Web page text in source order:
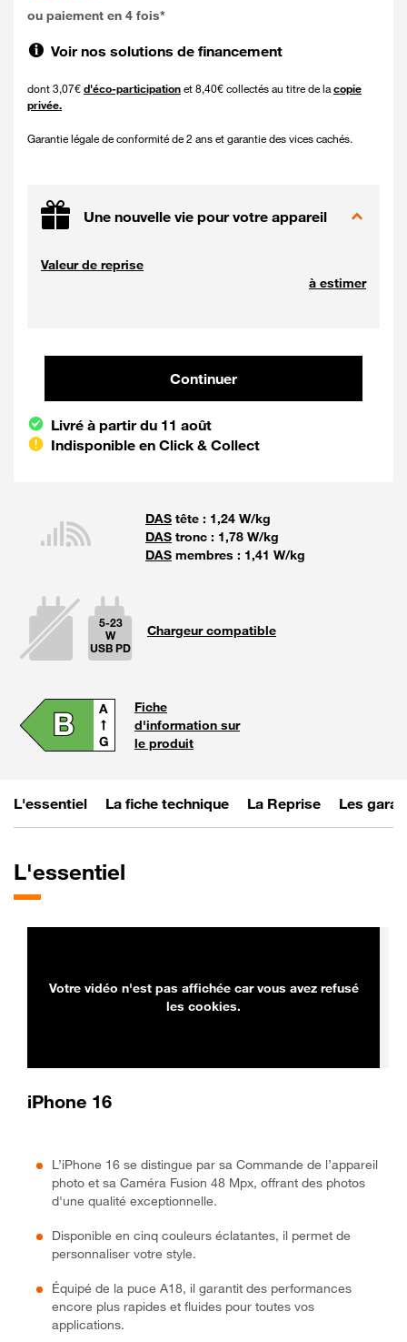
ou paiement en 4 fois*
Voir nos solutions de financement
dont 3,07€ d'éco-participation et 8,40€ collectés au titre de la copie
privée.
Garantie légale de conformité de 2 ans et garantie des vices cachés.
Une nouvelle vie pour votre appareil
Valeur de reprise
à estimer
Continuer
Livré à partir du 11 août
Indisponible en Click & Collect
DAS tête : 1,24 W/kg
DAS tronc : 1,78 W/kg
DAS membres : 1,41 W/kg
La
5-23
W
USB PD
Chargeur compatible
Fiche
d'information sur
le produit
L'essentiel La fiche technique La Reprise Les
L'essentiel
Votre vidéo n'est pas affichée car vous avez refusé
les cookies.
iPhone 16
L’iPhone 16 se distingue par sa Commande de l’appareil
photo et sa Caméra Fusion 48 Mpx, offrant des photos
d'une qualité exceptionnelle.
Disponible en cinq couleurs éclatantes, il permet de
personnaliser votre style.
Équipé de la puce A18, il garantit des performances
encore plus rapides et fluides pour toutes vos
applications.